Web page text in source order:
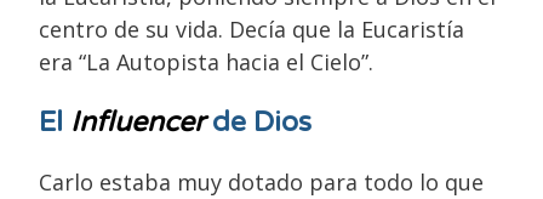
centro de su vida. Decía que la Eucaristía
era “La Autopista hacia el Cielo”.
El Influencerde Dios
Carlo estaba muy dotado para todo lo que